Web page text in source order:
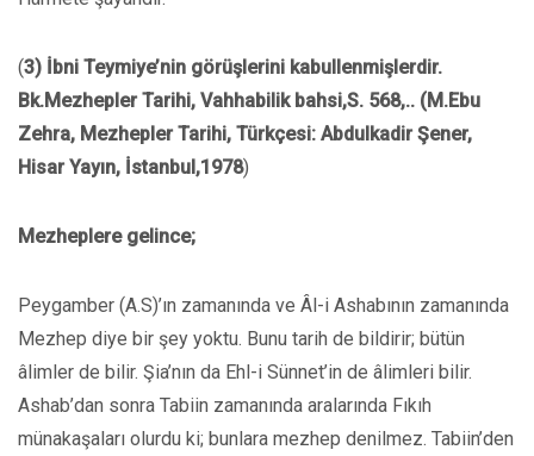
(3) İbni Teymiye’nin görüşlerini kabullenmişlerdir.
Bk.Mezhepler Tarihi, Vahhabilik bahsi,S. 568,.. (M.Ebu
Zehra, Mezhepler Tarihi, Türkçesi: Abdulkadir Şener,
Hisar Yayın, İstanbul,1978)
Mezheplere gelince;
Peygamber (A.S)’ın zamanında ve Âl-i Ashabının zamanında
Mezhep diye bir şey yoktu. Bunu tarih de bildirir; bütün
âlimler de bilir. Şia’nın da Ehl-i Sünnet’in de âlimleri bilir.
Ashab’dan sonra Tabiin zamanında aralarında Fıkıh
münakaşaları olurdu ki; bunlara mezhep denilmez. Tabiin’den